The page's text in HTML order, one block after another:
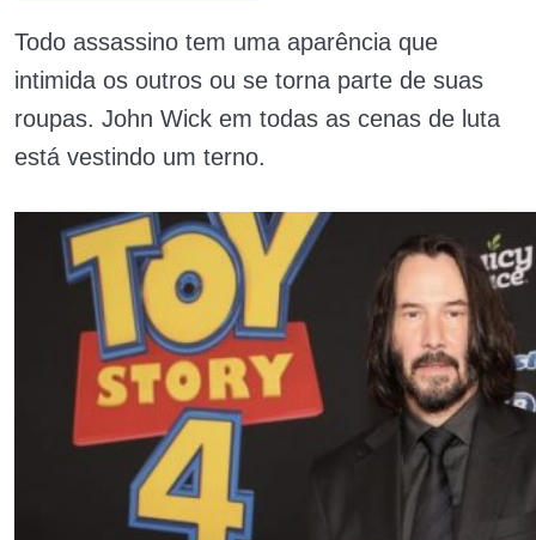
Todo assassino tem uma aparência que
intimida os outros ou se torna parte de suas
roupas. John Wick em todas as cenas de luta
está vestindo um terno.